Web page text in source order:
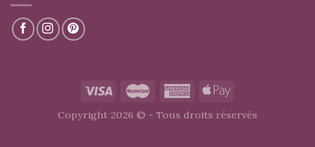
Copyright 2026 © - Tous droits réservés